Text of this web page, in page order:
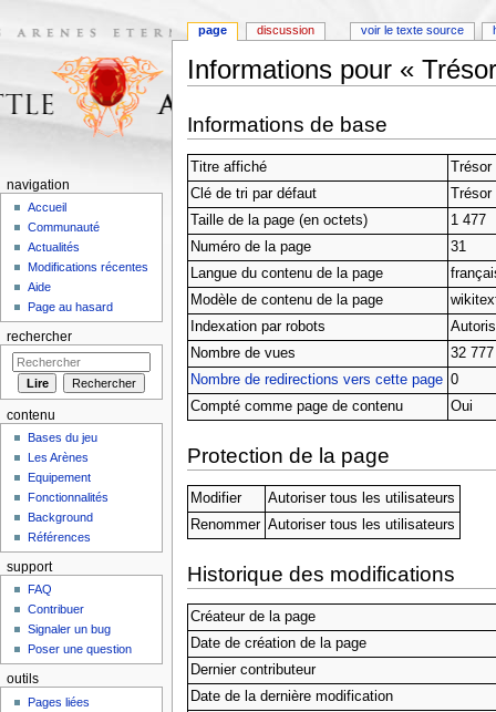
Informations pour «
Informations de base
Titre affiché
Trésor
Clé de tri par défaut
Trésor
Taille de la page (en octets)
1 477
Numéro de la page
31
Langue du contenu de la page
Modèle de contenu de la page
Indexation par robots
Nombre de vues
32 777
Nombre de redirections vers cette page 0
Compté comme page de contenu
Oui
Protection de la page
Modifier
Autoriser tous les utilisateurs
Renommer Autoriser tous les utilisateurs
Historique des modifications
Créateur de la page
Date de création de la page
Dernier contributeur
Date de la dernière modification
page discussion voir le texte source
navigation
Accueil
Communauté
Actualités
Modifications récentes
Aide
Page au hasard
rechercher
contenu
Bases du jeu
Les Arènes
Equipement
Fonctionnalités
Background
Références
support
FAQ
Contribuer
Signaler un bug
Poser une question
outils
Pages liées